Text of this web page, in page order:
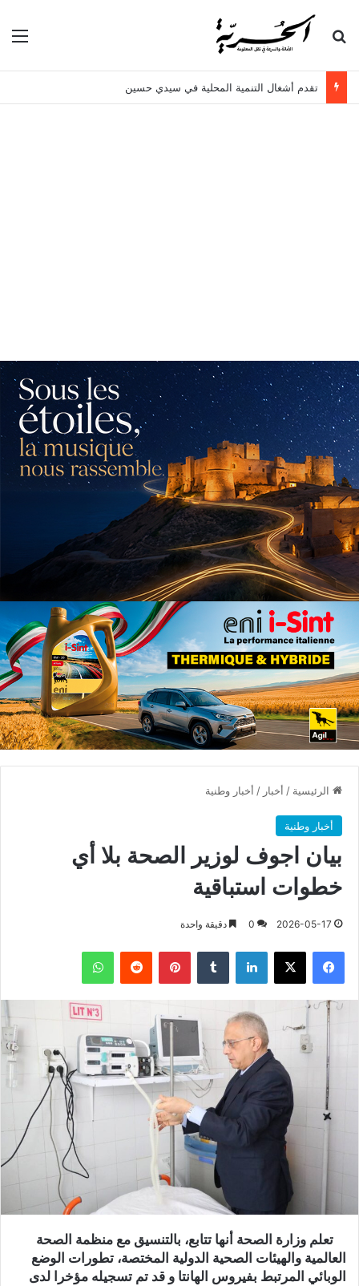
بحث عن
تقدم أشغال التنمية المحلية في سيدي حسين
الرئيسية / أخبار / أخبار وطنية
أخبار وطنية
بيان اجوف لوزير الصحة بلا أي
خطوات استباقية
2026-05-17
0 دقيقة واحدة
فيسبوك X لينكدإن بينتيريست واتساب
تعلم وزارة الصحة أنها تتابع، بالتنسيق مع منظمة الصحة
العالمية والهيئات الصحية الدولية المختصة، تطورات الوضع
الوبائي المرتبط بفيروس الهانتا و قد تم تسجيله مؤخرا لدى